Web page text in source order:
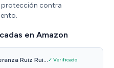
contra
en Amazon
Ruiz Rui... ✓ Verificado